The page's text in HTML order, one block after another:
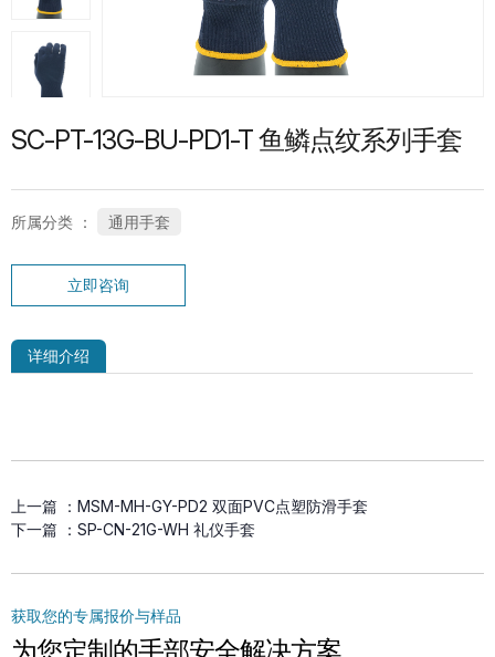
SP-CN-21G-WH 礼仪手套
手套
SC-PT-13G-BU-PD1-T 鱼鳞点纹系列手套
所属分类 ： 通用手套
立即咨询
详细介绍
上一篇 ： MSM-MH-GY-PD2 双面PVC点塑防滑手套
下一篇 ： SP-CN-21G-WH 礼仪手套
获取您的专属报价与样品